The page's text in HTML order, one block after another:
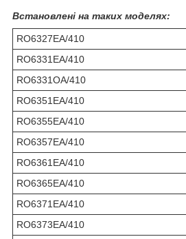
Встановлені на таких моделях:
RO6327EA/410
RO6331EA/410
RO6331OA/410
RO6351EA/410
RO6355EA/410
RO6357EA/410
RO6361EA/410
RO6365EA/410
RO6371EA/410
RO6373EA/410